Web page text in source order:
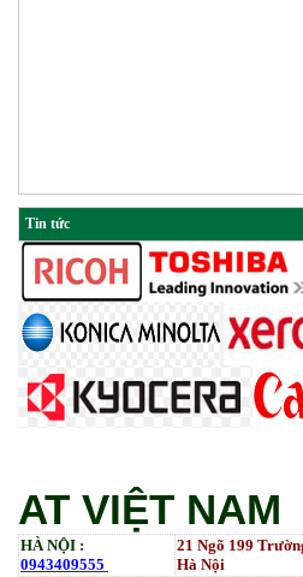
Tin tức
AT VIỆT NAM
HÀ NỘI :
0943409555
21 Ngõ 199
Hà Nội